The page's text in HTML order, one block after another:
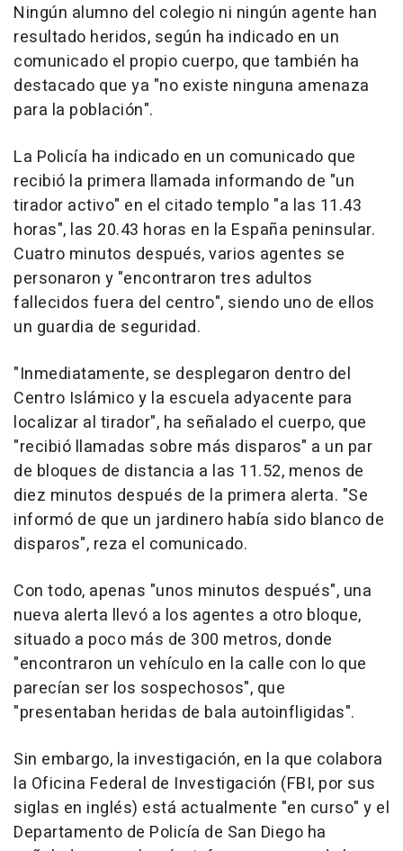
Ningún alumno del colegio ni ningún agente han
resultado heridos, según ha indicado en un
comunicado el propio cuerpo, que también ha
destacado que ya "no existe ninguna amenaza
para la población".
La Policía ha indicado en un comunicado que
recibió la primera llamada informando de "un
tirador activo" en el citado templo "a las 11.43
horas", las 20.43 horas en la España peninsular.
Cuatro minutos después, varios agentes se
personaron y "encontraron tres adultos
fallecidos fuera del centro", siendo uno de ellos
un guardia de seguridad.
"Inmediatamente, se desplegaron dentro del
Centro Islámico y la escuela adyacente para
localizar al tirador", ha señalado el cuerpo, que
"recibió llamadas sobre más disparos" a un par
de bloques de distancia a las 11.52, menos de
diez minutos después de la primera alerta. "Se
informó de que un jardinero había sido blanco de
disparos", reza el comunicado.
Con todo, apenas "unos minutos después", una
nueva alerta llevó a los agentes a otro bloque,
situado a poco más de 300 metros, donde
"encontraron un vehículo en la calle con lo que
parecían ser los sospechosos", que
"presentaban heridas de bala autoinfligidas".
Sin embargo, la investigación, en la que colabora
la Oficina Federal de Investigación (FBI, por sus
siglas en inglés) está actualmente "en curso" y el
Departamento de Policía de San Diego ha